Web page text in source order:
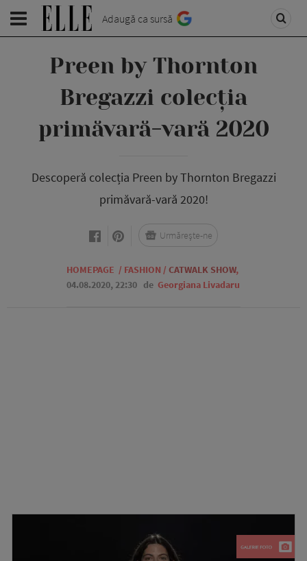
Adaugă ca sursă
Preen by Thornton
Bregazzi colecția
primăvară-vară 2020
Descoperă colecția Preen by Thornton Bregazzi
primăvară-vară 2020!
HOMEPAGE / FASHION / CATWALK SHOW,
04.08.2020, 22:30 de Georgiana Livadaru
Urmărește-ne